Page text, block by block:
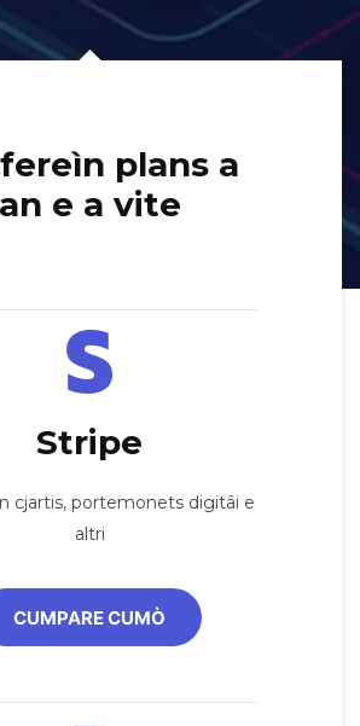
plans a
an e a vite
Stripe
cjartis, portemonets digitâi e
altri
CUMPARE CUMÒ